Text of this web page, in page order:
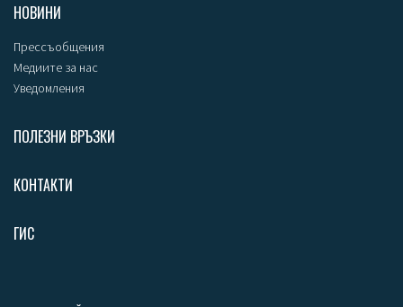
НОВИНИ
Прессъобщения
Медиите за нас
Уведомления
ПОЛЕЗНИ ВРЪЗКИ
КОНТАКТИ
ГИС